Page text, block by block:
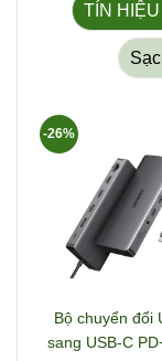
TÍN
Bộ chuyển đổi
sang USB-C
-26%